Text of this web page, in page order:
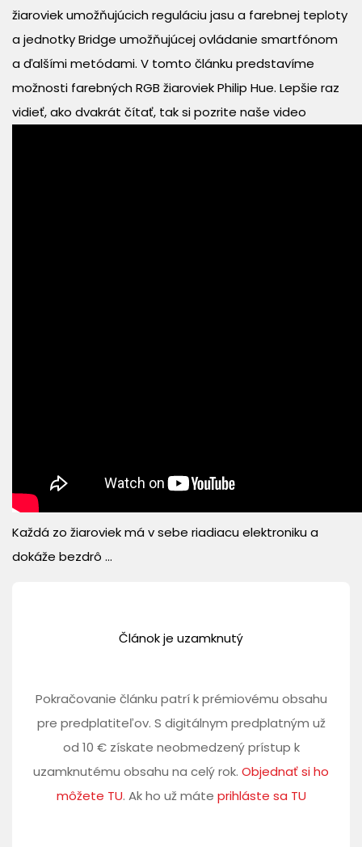
žiaroviek umožňujúcich reguláciu jasu a farebnej teploty
a jednotky Bridge umožňujúcej ovládanie smartfónom
a ďalšími metódami. V tomto článku predstavíme
možnosti farebných RGB žiaroviek Philip Hue. Lepšie raz
vidieť, ako dvakrát čítať, tak si pozrite naše video
Každá zo žiaroviek má v sebe riadiacu elektroniku a
dokáže bezdrô ...
Článok je uzamknutý
Pokračovanie článku patrí k prémiovému obsahu
pre predplatiteľov. S digitálnym predplatným už
od 10 € získate neobmedzený prístup k
uzamknutému obsahu na celý rok. Objednať si ho
môžete TU. Ak ho už máte prihláste sa TU